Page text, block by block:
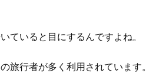
ていると目にするんですよね。
旅行者が多く利用されています。